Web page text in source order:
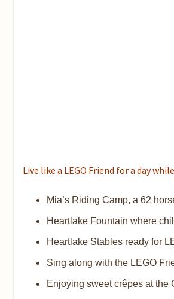
Live like a LEGO Friend for a day
Mia’s Riding Camp, a 62
Heartlake Fountain where
Heartlake Stables ready for
Sing along with the LEGO
Enjoying sweet crêpes at the